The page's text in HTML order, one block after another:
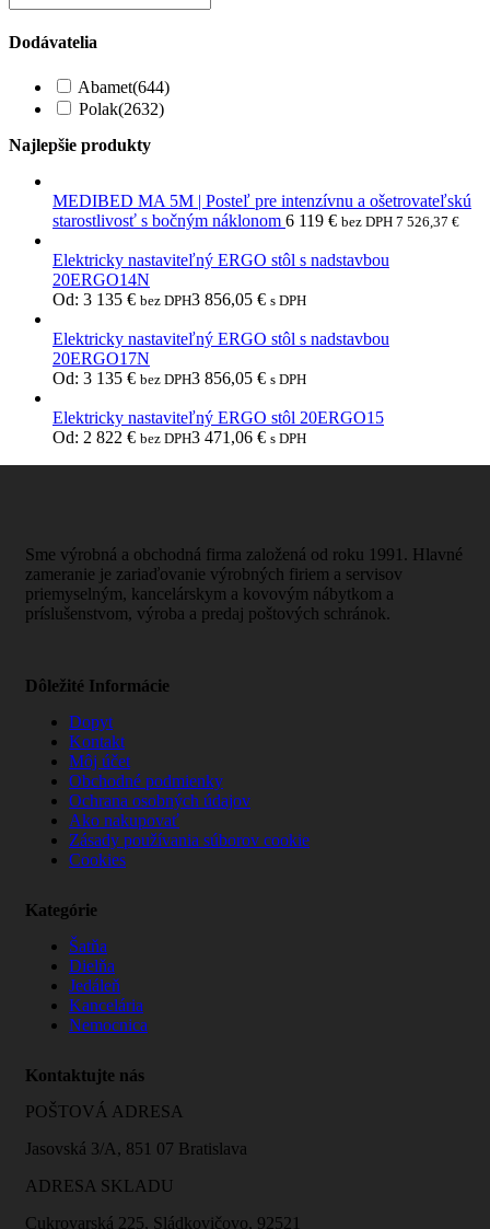
Dodávatelia
Abamet(644)
Polak(2632)
Najlepšie produkty
MEDIBED MA 5M | Posteľ pre intenzívnu a ošetrovateľskú
starostlivosť s bočným náklonom 6 119 € bez DPH 7 526,37 €
Elektricky nastaviteľný ERGO stôl s nadstavbou
20ERGO14N
Od: 3 135 € bez DPH3 856,05 € s DPH
Elektricky nastaviteľný ERGO stôl s nadstavbou
20ERGO17N
Od: 3 135 € bez DPH3 856,05 € s DPH
Elektricky nastaviteľný ERGO stôl 20ERGO15
Od: 2 822 € bez DPH3 471,06 € s DPH
Sme výrobná a obchodná firma založená od roku 1991. Hlavné
zameranie je zariaďovanie výrobných firiem a servisov
priemyselným, kancelárskym a kovovým nábytkom a
príslušenstvom, výroba a predaj poštových schránok.
Dôležité Informácie
Dopyt
Kontakt
Môj účet
Obchodné podmienky
Ochrana osobných údajov
Ako nakupovať
Zásady používania súborov cookie
Cookies
Kategórie
Šatňa
Dielňa
Jedáleň
Kancelária
Nemocnica
Kontaktujte nás
POŠTOVÁ ADRESA
Jasovská 3/A, 851 07 Bratislava
ADRESA SKLADU
Cukrovarská 225, Sládkovičovo, 92521